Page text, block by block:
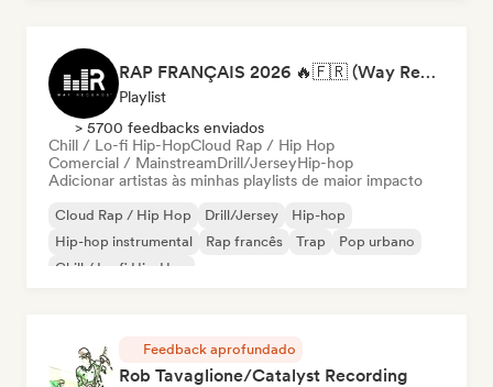
RAP FRANÇAIS 2026 🔥🇫🇷 (Way Records)
Playlist
> 5700 feedbacks enviados
Chill / Lo-fi Hip-HopCloud Rap / Hip Hop
Comercial / MainstreamDrill/JerseyHip-hop
Adicionar artistas às minhas playlists de maior impacto
Cloud Rap / Hip Hop Drill/Jersey
Hip-hop
Hip-hop instrumental
Rap francês Trap
Pop urbano
Chill / Lo-fi Hip-Hop
Feedback aprofundado
Rob Tavaglione/Catalyst Recording